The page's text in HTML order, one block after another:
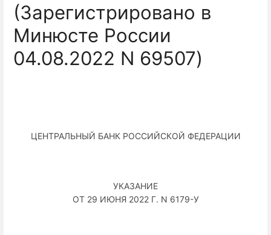
(Зарегистрировано в
Минюсте России
04.08.2022 N 69507)
ЦЕНТРАЛЬНЫЙ БАНК РОССИЙСКОЙ ФЕДЕРАЦИИ
УКАЗАНИЕ
ОТ 29 ИЮНЯ 2022 Г. N 6179-У